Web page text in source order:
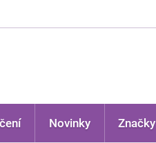
Novinky Značky